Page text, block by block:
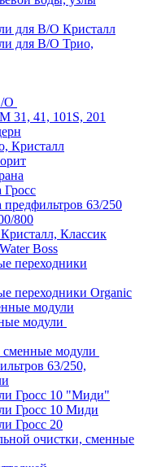
для В/О Кристалл
для В/О Трио,
О
31, 41, 101S, 201
Кристалл
Гросс
предфильтров 63/250
800
Классик
Boss
переходники
переходники Organic
модули
модули
сменные модули
63/250,
Гросс 10 "Миди"
Гросс 10 Миди
Гросс 20
очистки, сменные